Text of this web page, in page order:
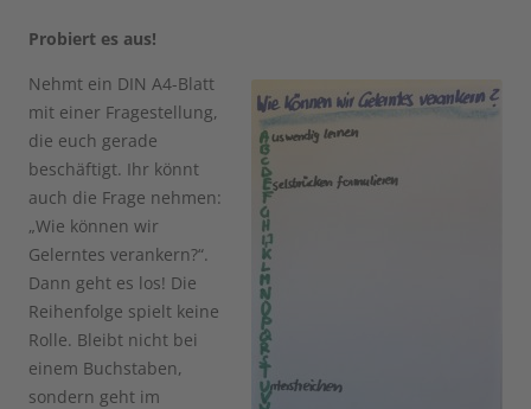
Probiert es aus!
Nehmt ein DIN A4-Blatt
mit einer Fragestellung,
die euch gerade
beschäftigt. Ihr könnt
auch die Frage nehmen:
„Wie können wir
Gelerntes verankern?“.
Dann geht es los! Die
Reihenfolge spielt keine
Rolle. Bleibt nicht bei
einem Buchstaben,
sondern geht im